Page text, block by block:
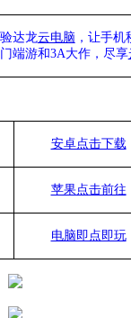
达龙云电脑 ，让手
端游和3A大作， 尽享
安卓点击下载
苹果点击前往
电脑即点即玩